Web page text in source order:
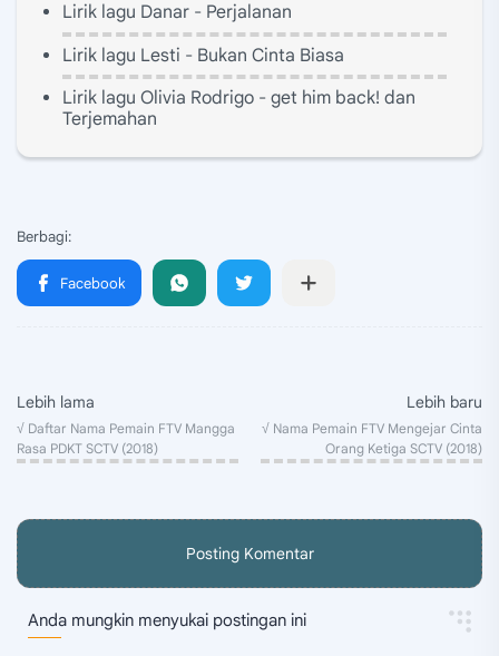
Lirik lagu Danar - Perjalanan
Lirik lagu Lesti - Bukan Cinta Biasa
Lirik lagu Olivia Rodrigo - get him back! dan
Terjemahan
Posting Komentar
Anda mungkin menyukai postingan ini